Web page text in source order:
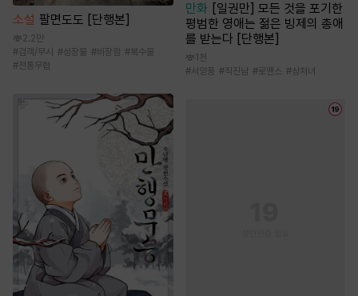
소설 팔면도도 [단행본]
2.2만
#검객/무사 #성장물 #비장함 #복수물
#전통무협
만화
[일권만] 모든 것을 포기한
평범한 영애는 젊은 빙제의 총애
를 받는다 [단행본]
1천
#서양풍 #직진남 #로맨스 #상처녀